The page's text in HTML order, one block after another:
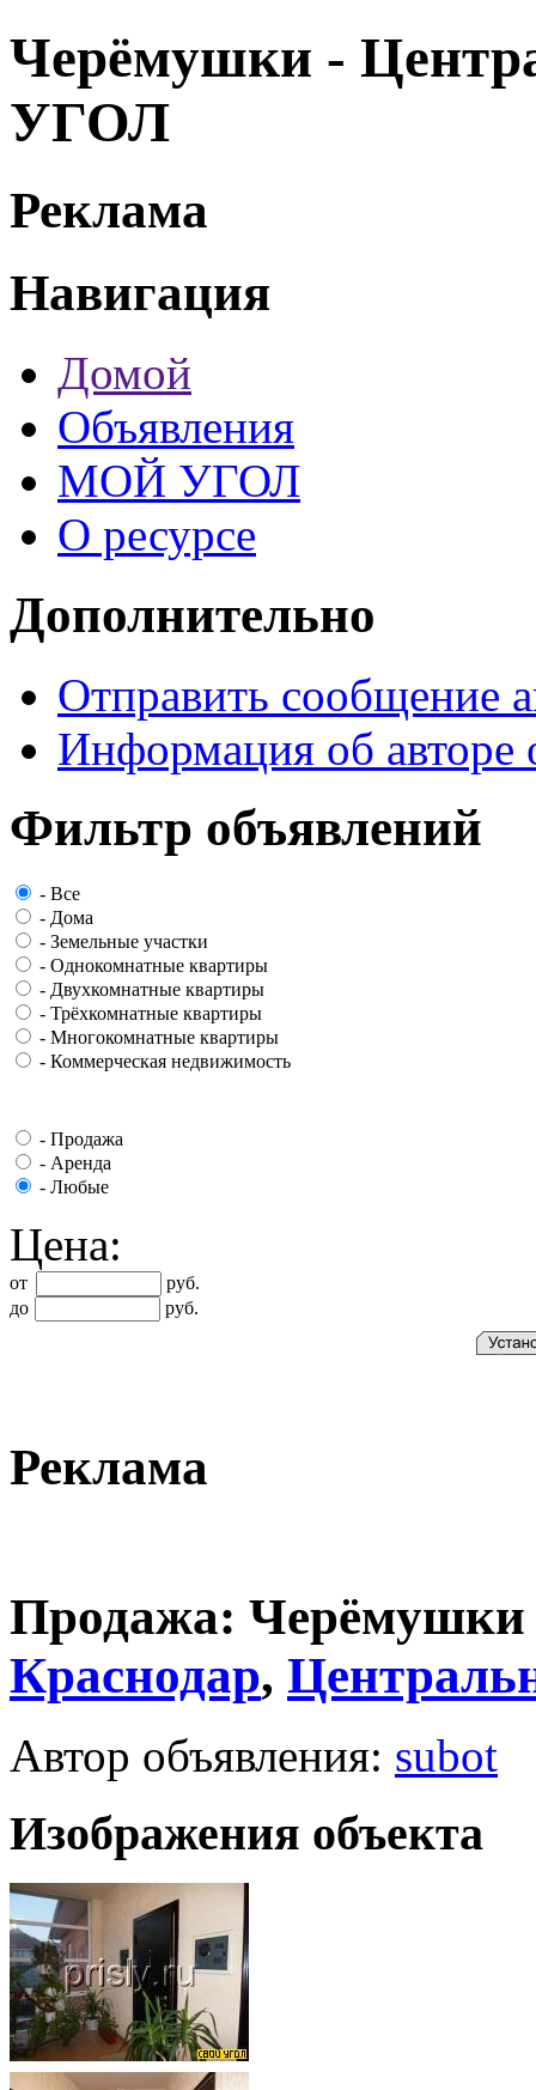
Черёмушки -
УГОЛ
Реклама
Навигация
Домой
Объявления
МОЙ УГОЛ
О ресурсе
Дополнительно
Отправить сообщение
Информация об авторе
Фильтр объявлений
- Все
- Дома
- Земельные участки
- Однокомнатные квартиры
- Двухкомнатные квартиры
- Трёхкомнатные квартиры
- Многокомнатные квартиры
- Коммерческая недвижимость
- Продажа
- Аренда
- Любые
Цена:
от
руб.
до
руб.
Реклама
Продажа:
Краснодар,
Автор объявления: subot
Изображения объекта